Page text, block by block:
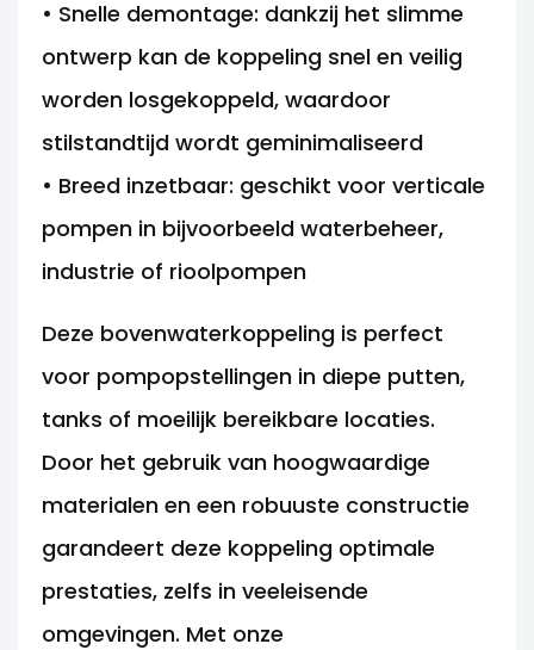
• Snelle demontage: dankzij het slimme
ontwerp kan de koppeling snel en veilig
worden losgekoppeld, waardoor
stilstandtijd wordt geminimaliseerd
• Breed inzetbaar: geschikt voor verticale
pompen in bijvoorbeeld waterbeheer,
industrie of rioolpompen
Deze bovenwaterkoppeling is perfect
voor pompopstellingen in diepe putten,
tanks of moeilijk bereikbare locaties.
Door het gebruik van hoogwaardige
materialen en een robuuste constructie
garandeert deze koppeling optimale
prestaties, zelfs in veeleisende
omgevingen. Met onze